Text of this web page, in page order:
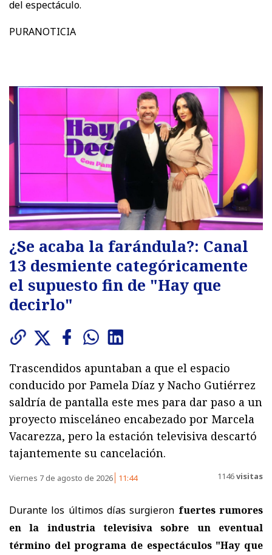
del espectáculo.
PURANOTICIA
¿Se acaba la farándula?: Canal
13 desmiente categóricamente
el supuesto fin de "Hay que
decirlo"
Trascendidos apuntaban a que el espacio
conducido por Pamela Díaz y Nacho Gutiérrez
saldría de pantalla este mes para dar paso a un
proyecto misceláneo encabezado por Marcela
Vacarezza, pero la estación televisiva descartó
tajantemente su cancelación.
Viernes 7 de agosto de 2026 11:44 1146visitas
Durante los últimos días surgieron fuertes rumores
en la industria televisiva sobre un eventual
término del programa de espectáculos "Hay que